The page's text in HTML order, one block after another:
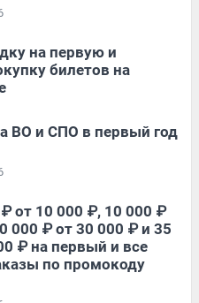
на первую и
билетов на
ВО и СПО в первый год
от 10 000 ₽, 10 000 ₽
000 ₽ от 30 000 ₽ и 35
₽ на первый и все
по промокоду